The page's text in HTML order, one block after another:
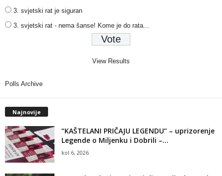
3. svjetski rat je siguran
3. svjetski rat - nema šanse! Kome je do rata...
View Results
Polls Archive
Najnovije
“KAŠTELANI PRIČAJU LEGENDU” – uprizorenje
Legende o Miljenku i Dobrili –...
kol 6, 2026